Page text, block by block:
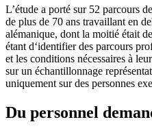
L’étude a porté sur 52 parcours
de plus de 70 ans travaillant en
alémanique, dont la moitié était
étant d‘identifier des parcours
et les conditions nécessaires à
sur un échantillonnage
uniquement sur des personnes
Du personnel